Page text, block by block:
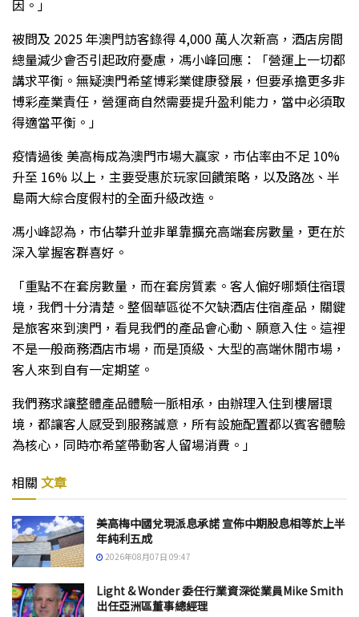
因。」
被問及 2025 年澳門訪客錄得 4,000 萬人次新高，酒店房間
總量減少會否引起政府憂慮，馮小峰回應：「營運上一切都
講求平衡。無疑澳門希望博彩業健康發展，但要承擔更多非
博彩產業責任，營運商自然需要提升盈利能力，當中必須取
得適當平衡。」
疫情過後 美高梅成為澳門市場大贏家，市佔率由不足 10%
升至 16% 以上，主要受惠於玩家回饋策略，以及路氹、半
島兩大綜合度假村的全面升級改造。
馮小峰認為，市佔攀升並非單靠擴充高端套房數量，更在於
深入掌握客群喜好。
「重點不在套房數量，而在套房質素。客人偏好哪類住宿環
境，我們十分清楚。整個華區從不欠缺酒店住宿產品，關鍵
是旅客來到澳門，看見我們的產品會心動、願意入住。這裡
不是一般商務酒店市場，而是頂級、大型的高端休閒市場，
客人來到自有一定期望。
我們務求讓整體產品體驗一脈相承，由辦理入住到樓層環
境，都讓客人感受到服務誠意，所有設施配置都以賓客體驗
為核心，同時亦希望帶動客人留場消費。」
相關 文章
美高梅中國兌現派息承諾 宣佈中期股息相等於上半
年純利五成
2026年08月07日 09:47
Light & Wonder 委任行業資深從業員Mike Smith
出任亞洲區董事總經理